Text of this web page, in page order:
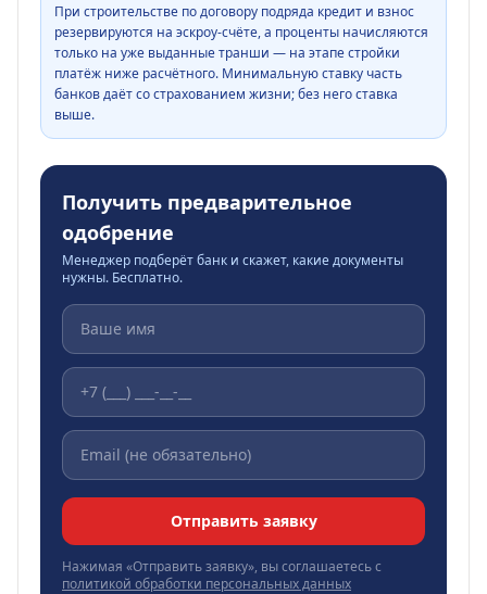
При строительстве по договору подряда кредит и взнос
резервируются на эскроу-счёте, а проценты начисляются
только на уже выданные транши — на этапе стройки
платёж ниже расчётного. Минимальную ставку часть
банков даёт со страхованием жизни; без него ставка
выше.
Получить предварительное
одобрение
Менеджер подберёт банк и скажет, какие документы
нужны. Бесплатно.
Отправить заявку
Нажимая «Отправить заявку», вы соглашаетесь с
политикой обработки персональных данных